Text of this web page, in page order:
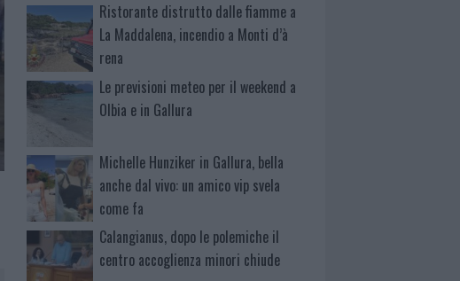
Ristorante distrutto dalle fiamme a
La Maddalena, incendio a Monti d’à
rena
Le previsioni meteo per il weekend a
Olbia e in Gallura
Michelle Hunziker in Gallura, bella
anche dal vivo: un amico vip svela
come fa
Calangianus, dopo le polemiche il
centro accoglienza minori chiude